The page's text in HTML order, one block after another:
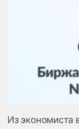
Из экономиста